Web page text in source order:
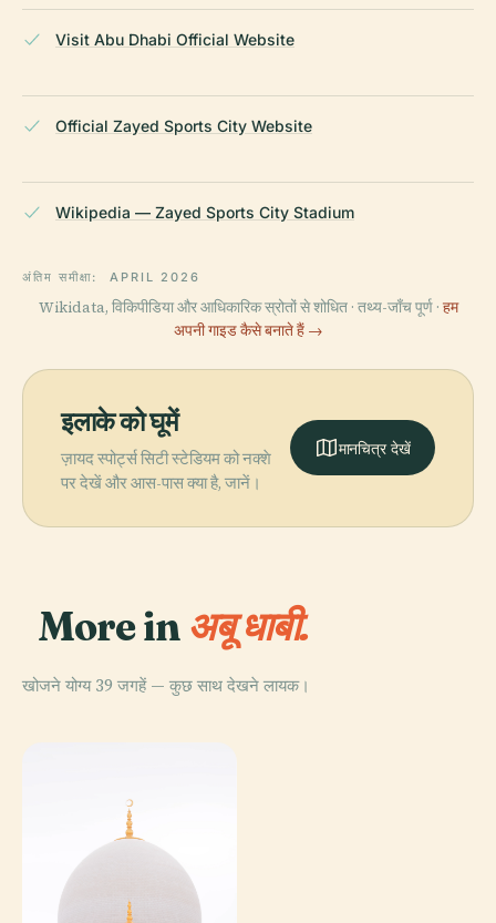
Visit Abu Dhabi Official Website
Official Zayed Sports City Website
Wikipedia — Zayed Sports City Stadium
अंतिम समीक्षा: APRIL 2026
Wikidata, विकिपीडिया और आधिकारिक स्रोतों से शोधित · तथ्य-जाँच पूर्ण · हम
अपनी गाइड कैसे बनाते हैं →
इलाके को घूमें
ज़ायद स्पोर्ट्स सिटी स्टेडियम को नक्शे
पर देखें और आस-पास क्या है, जानें।
मानचित्र देखें
More in अबू धाबी.
खोजने योग्य 39 जगहें — कुछ साथ देखने लायक।